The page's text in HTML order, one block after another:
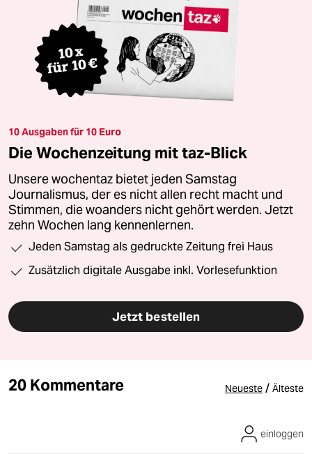
10 Ausgaben für 10 Euro
Die Wochenzeitung mit taz-Blick
Unsere wochentaz bietet jeden Samstag
Journalismus, der es nicht allen recht macht und
Stimmen, die woanders nicht gehört werden. Jetzt
zehn Wochen lang kennenlernen.
Jeden Samstag als gedruckte Zeitung frei Haus
Zusätzlich digitale Ausgabe inkl. Vorlesefunktion
Jetzt bestellen
20 Kommentare Neueste / Älteste
einloggen